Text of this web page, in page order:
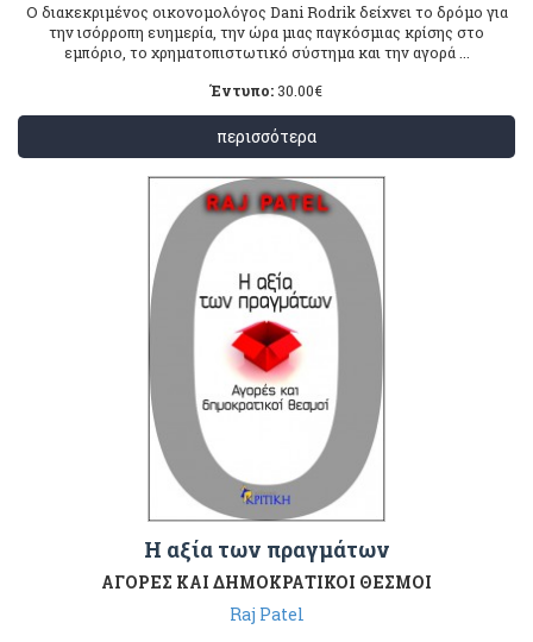
Ο διακεκριμένος οικονομολόγος Dani Rodrik δείχνει το δρόμο για
την ισόρροπη ευημερία, την ώρα μιας παγκόσμιας κρίσης στο
εμπόριο, το χρηματοπιστωτικό σύστημα και την αγορά ...
Έντυπο: 30.00€
περισσότερα
Η αξία των πραγμάτων
ΑΓΟΡΕΣ ΚΑΙ ΔΗΜΟΚΡΑΤΙΚΟΙ ΘΕΣΜΟΙ
Raj Patel